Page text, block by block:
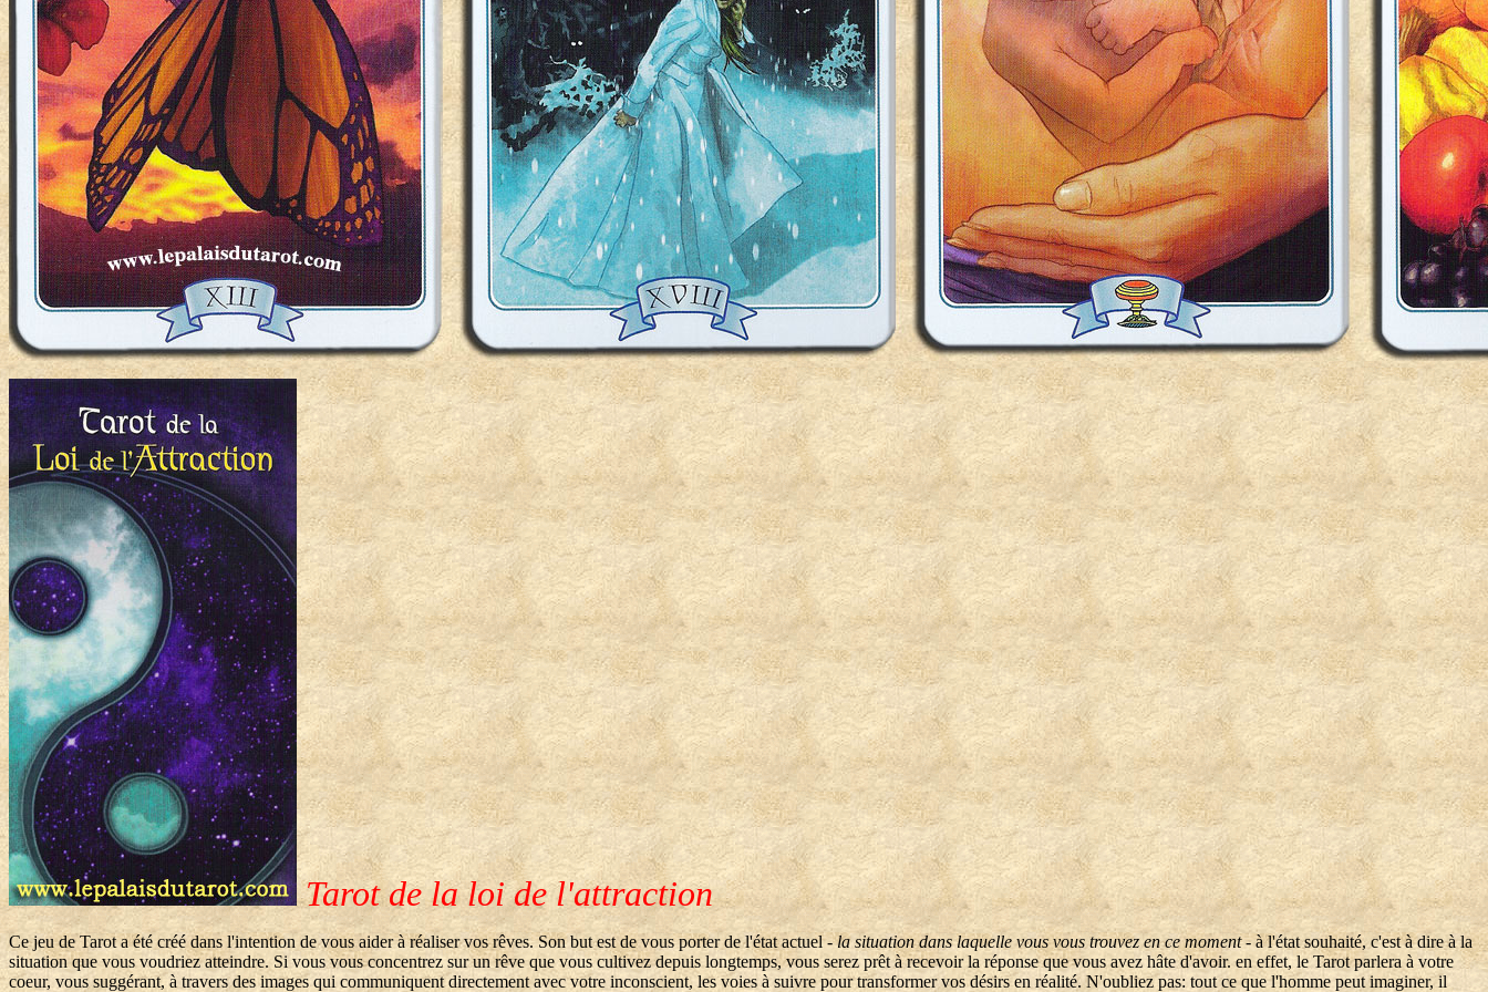
Tarot de la loi de l'attraction
Ce jeu de Tarot a été créé dans l'intention de vous aider à réaliser vos rêves. Son but est de vous porter de l'état actuel- la situation dans laquelle vous vous trouvez en ce moment- à l'état souhaité, c'est à dire à la
situation que vous voudriez atteindre. Si vous vous concentrez sur un rêve que vous cultivez depuis longtemps, vous serez prêt à recevoir la réponse que vous avez hâte d'avoir. en effet, le Tarot parlera à votre
coeur, vous suggérant, à travers des images qui communiquent directement avec votre inconscient, les voies à suivre pour transformer vos désirs en réalité. N'oubliez pas: tout ce que l'homme peut imaginer, il